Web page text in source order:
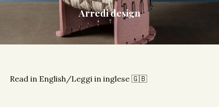
Arredi design
Read in English/Leggi in inglese 🇬🇧